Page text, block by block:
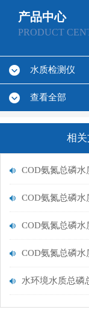
产品中心
PRODUCT
水质检测仪
查看全部
相